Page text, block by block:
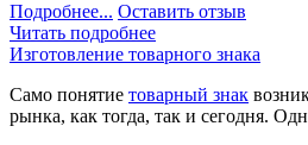
Подробнее... Оставить отзыв
Читать подробнее
Изготовление товарного знака
Само понятие товарный знак
рынка, как тогда, так и сегодня.